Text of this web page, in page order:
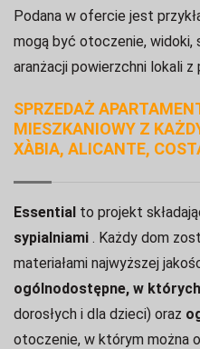
Podana w ofercie jest
mogą być otoczenie, widoki,
aranżacji powierzchni lokali z
SPRZEDAŻ
MIESZKANIOWY Z
XÀBIA, ALICANTE,
Essential to projekt
sypialniami . Każdy dom
materiałami najwyższej
ogólnodostępne, w
dorosłych i dla dzieci) oraz
otoczenie, w którym można